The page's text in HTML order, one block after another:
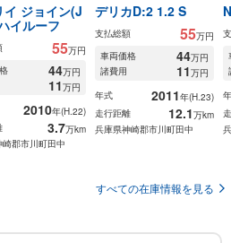
イ ジョイン(J
イルーフ
55万円
44万円
11万円
2010年(H.22)
3.7万km
郡市川町田中
デリカD:2 1.2 S
支払総額 55万円
車両価格
44万円
諸費用
11万円
年式
2011年(H.23)
走行距離
12.1万km
兵庫県神崎郡市川町田中
すべての在庫情報を見る